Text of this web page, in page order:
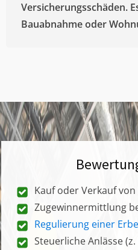
Versicherungsschäden.
Bauabnahme oder
Kauf oder Verkauf
Zugewinnermittlung
Regulierung einer
Steuerliche Anlässe